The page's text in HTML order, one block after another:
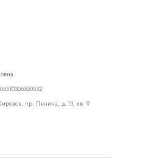
пр. Ленина, д.13, кв. 9